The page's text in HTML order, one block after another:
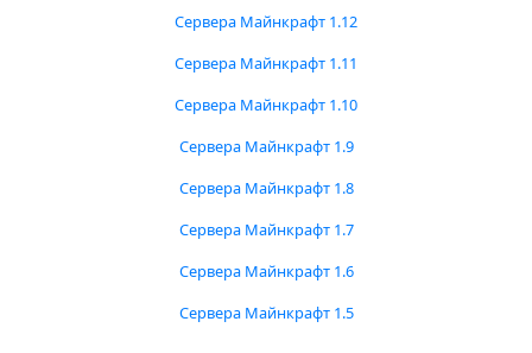
Сервера Майнкрафт 1.12
Сервера Майнкрафт 1.11
Сервера Майнкрафт 1.10
Сервера Майнкрафт 1.9
Сервера Майнкрафт 1.8
Сервера Майнкрафт 1.7
Сервера Майнкрафт 1.6
Сервера Майнкрафт 1.5